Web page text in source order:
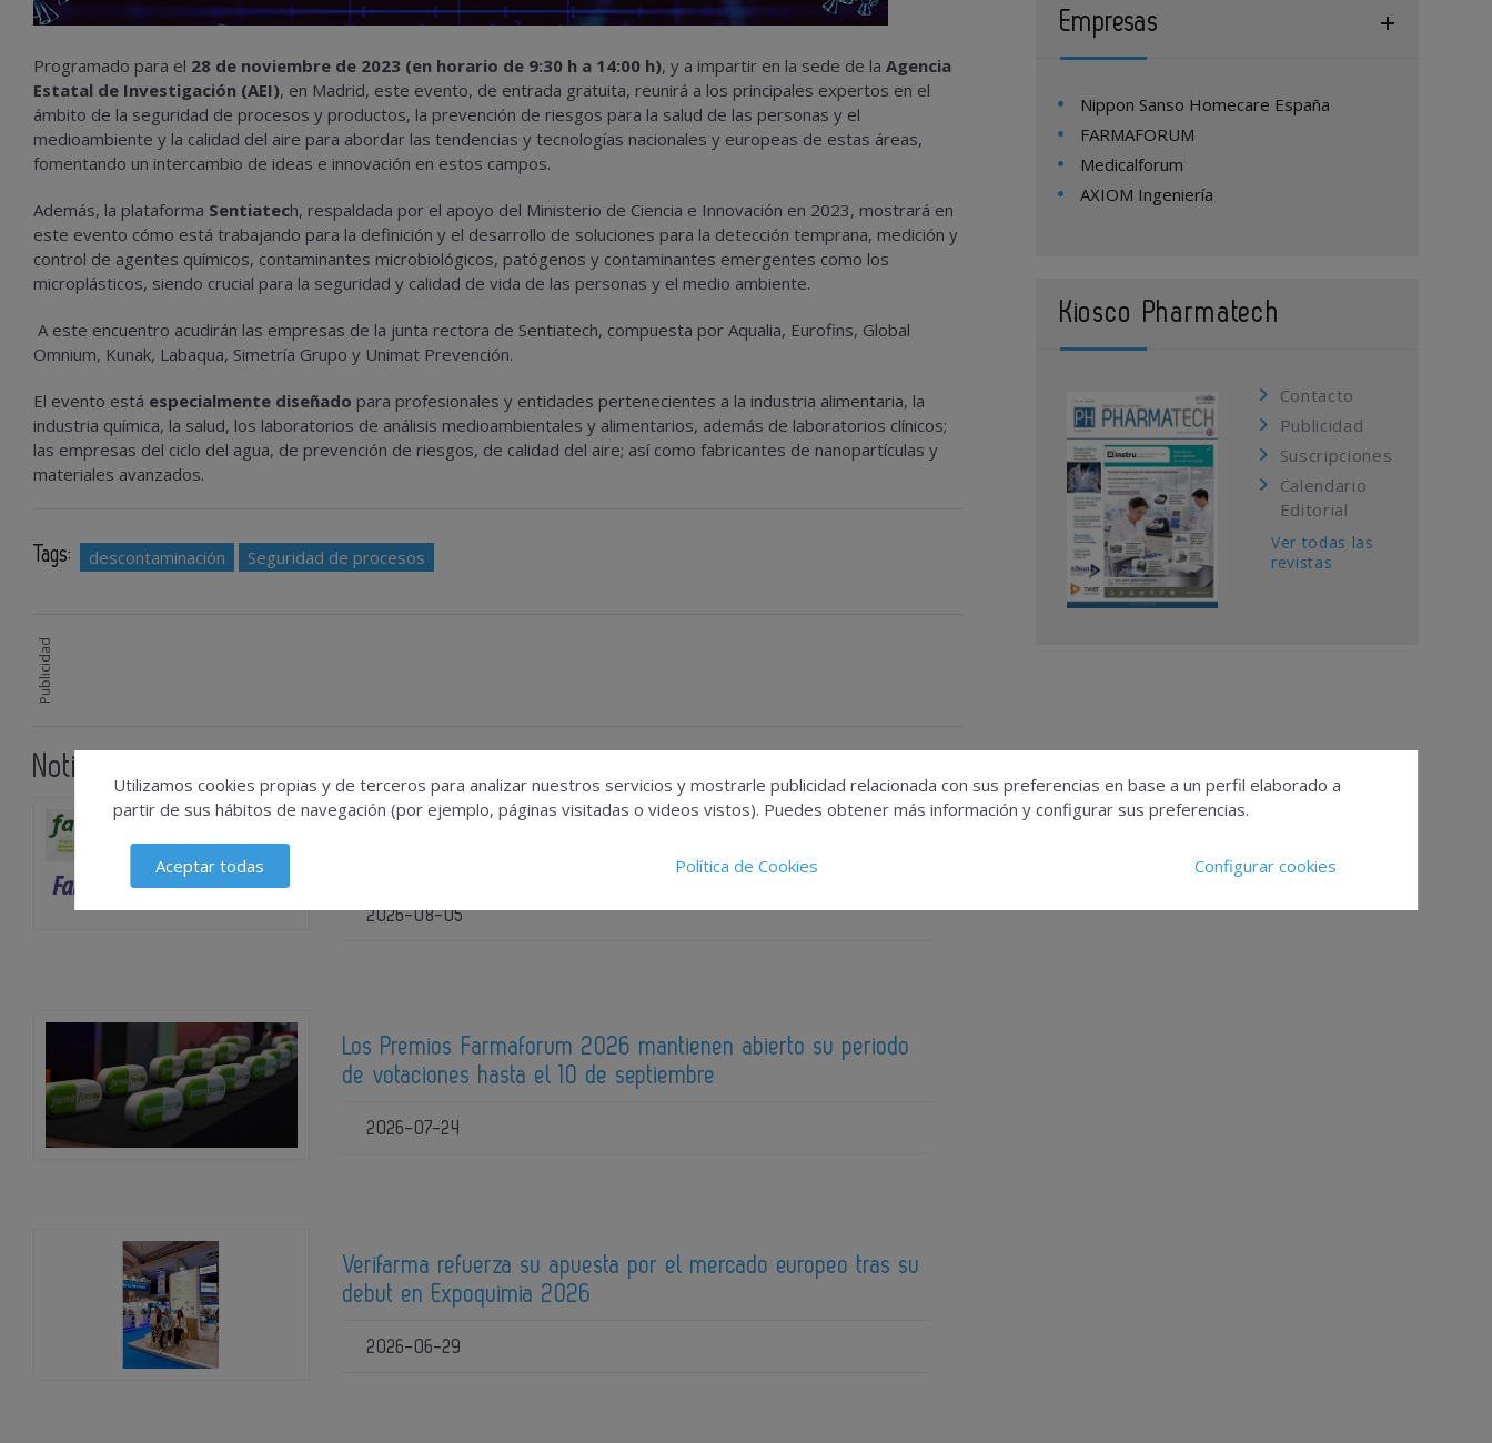
Programado para el 28 de noviembre de 2023 (en horario de 9:30 h a 14:00 h), y a impartir en la sede de la Agencia
Estatal de Investigación (AEI), en Madrid, este evento, de entrada gratuita, reunirá a los principales expertos en el
ámbito de la seguridad de procesos y productos, la prevención de riesgos para la salud de las personas y el
medioambiente y la calidad del aire para abordar las tendencias y tecnologías nacionales y europeas de estas áreas,
fomentando un intercambio de ideas e innovación en estos campos.
Además, la plataforma Sentiatech, respaldada por el apoyo del Ministerio de Ciencia e Innovación en 2023, mostrará en
este evento cómo está trabajando para la definición y el desarrollo de soluciones para la detección temprana, medición y
control de agentes químicos, contaminantes microbiológicos, patógenos y contaminantes emergentes como los
microplásticos, siendo crucial para la seguridad y calidad de vida de las personas y el medio ambiente.
A este encuentro acudirán las empresas de la junta rectora de Sentiatech, compuesta por Aqualia, Eurofins, Global
Omnium, Kunak, Labaqua, Simetría Grupo y Unimat Prevención.
El evento está especialmente diseñado para profesionales y entidades pertenecientes a la industria alimentaria, la
industria química, la salud, los laboratorios de análisis medioambientales y alimentarios, además de laboratorios clínicos;
las empresas del ciclo del agua, de prevención de riesgos, de calidad del aire; así como fabricantes de nanopartículas y
materiales avanzados.
Tags: descontaminación Seguridad de procesos
Publicidad
Noticias relacionadas
las buenas prácticas en la seguridad de los medicamentos
2026-08-05
Los Premios Farmaforum 2026 mantienen abierto su periodo
de votaciones hasta el 10 de septiembre
2026-07-24
Verifarma refuerza su apuesta por el mercado europeo tras su
debut en Expoquimia 2026
2026-06-29
Empresas
Nippon Sanso Homecare España
FARMAFORUM
Medicalforum
AXIOM Ingeniería
Kiosco Pharmatech
Contacto
Publicidad
Suscripciones
Calendario
Editorial
Ver todas las
revistas
Utilizamos cookies propias y de terceros para analizar nuestros servicios y mostrarle publicidad relacionada con sus preferencias en base a un perfil elaborado a
partir de sus hábitos de navegación (por ejemplo, páginas visitadas o videos vistos). Puedes obtener más información y configurar sus preferencias.
Aceptar todas Política de Cookies Configurar cookies